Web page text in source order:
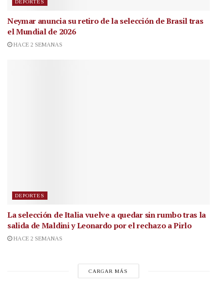
DEPORTES
Neymar anuncia su retiro de la selección de Brasil tras
el Mundial de 2026
HACE 2 SEMANAS
DEPORTES
La selección de Italia vuelve a quedar sin rumbo tras la
salida de Maldini y Leonardo por el rechazo a Pirlo
HACE 2 SEMANAS
CARGAR MÁS